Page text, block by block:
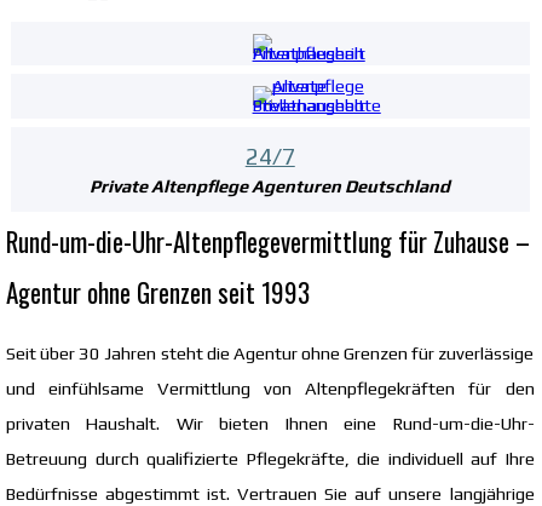
24/7
Private Altenpflege Agenturen Deutschland
Rund-um-die-Uhr-Altenpflegevermittlung für Zuhause –
Agentur ohne Grenzen seit 1993
Seit über 30 Jahren steht die Agentur ohne Grenzen für zuverlässige
und einfühlsame Vermittlung von Altenpflegekräften für den
privaten Haushalt. Wir bieten Ihnen eine Rund-um-die-Uhr-
Betreuung durch qualifizierte Pflegekräfte, die individuell auf Ihre
Bedürfnisse abgestimmt ist.Vertrauen Sie auf unsere langjährige